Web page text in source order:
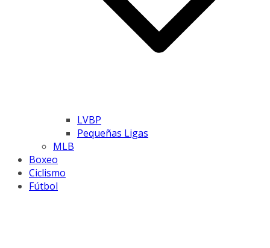
LVBP
Pequeñas Ligas
MLB
Boxeo
Ciclismo
Fútbol